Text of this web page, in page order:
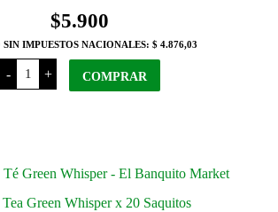
$5.900
SIN IMPUESTOS NACIONALES: $ 4.876,03
-
Heredia
Harmony
cantidad
+ COMPRAR
Green Whisper x 20 Saquitos